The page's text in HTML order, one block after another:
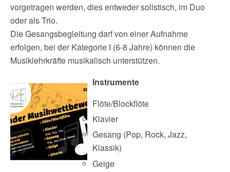
vorgetragen werden, dies entweder solistisch, im Duo
oder als Trio.
Die Gesangsbegleitung darf von einer Aufnahme
erfolgen, bei der Kategorie I (6-8 Jahre) können die
Musiklehrkräfte musikalisch unterstützen.
Instrumente
Flöte/Blockflöte
Klavier
Gesang (Pop, Rock, Jazz,
Klassik)
Geige